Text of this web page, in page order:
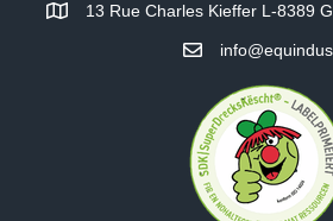
13 Rue Charles Kieffer L-8389